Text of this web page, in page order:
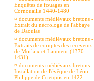
Enquêtes de fouages en
Cornouaille 1440-1480
¤ documents médiévaux bretons -
Extrait du nécrologe de l'abbaye
de Daoulas
¤ documents médiévaux bretons -
Extraits de comptes des receveurs
de Morlaix et Lanmeur (1370-
1431).
¤ documents médiévaux bretons -
Installation de l'évêque de Léon
Philippe de Coetquis en 1422.